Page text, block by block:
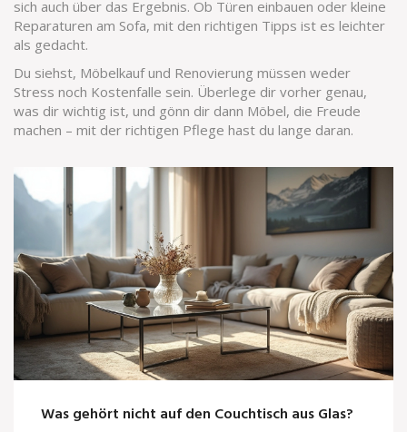
sich auch über das Ergebnis. Ob Türen einbauen oder kleine
Reparaturen am Sofa, mit den richtigen Tipps ist es leichter
als gedacht.
Du siehst, Möbelkauf und Renovierung müssen weder
Stress noch Kostenfalle sein. Überlege dir vorher genau,
was dir wichtig ist, und gönn dir dann Möbel, die Freude
machen – mit der richtigen Pflege hast du lange daran.
Was gehört nicht auf den Couchtisch aus Glas?